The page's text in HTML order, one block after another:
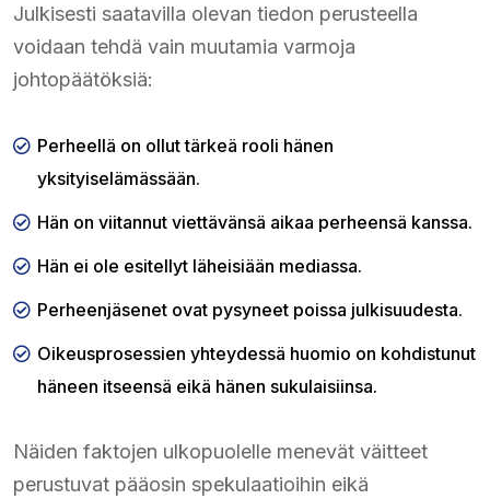
Julkisesti saatavilla olevan tiedon perusteella
voidaan tehdä vain muutamia varmoja
johtopäätöksiä:
Perheellä on ollut tärkeä rooli hänen
yksityiselämässään.
Hän on viitannut viettävänsä aikaa perheensä kanssa.
Hän ei ole esitellyt läheisiään mediassa.
Perheenjäsenet ovat pysyneet poissa julkisuudesta.
Oikeusprosessien yhteydessä huomio on kohdistunut
häneen itseensä eikä hänen sukulaisiinsa.
Näiden faktojen ulkopuolelle menevät väitteet
perustuvat pääosin spekulaatioihin eikä